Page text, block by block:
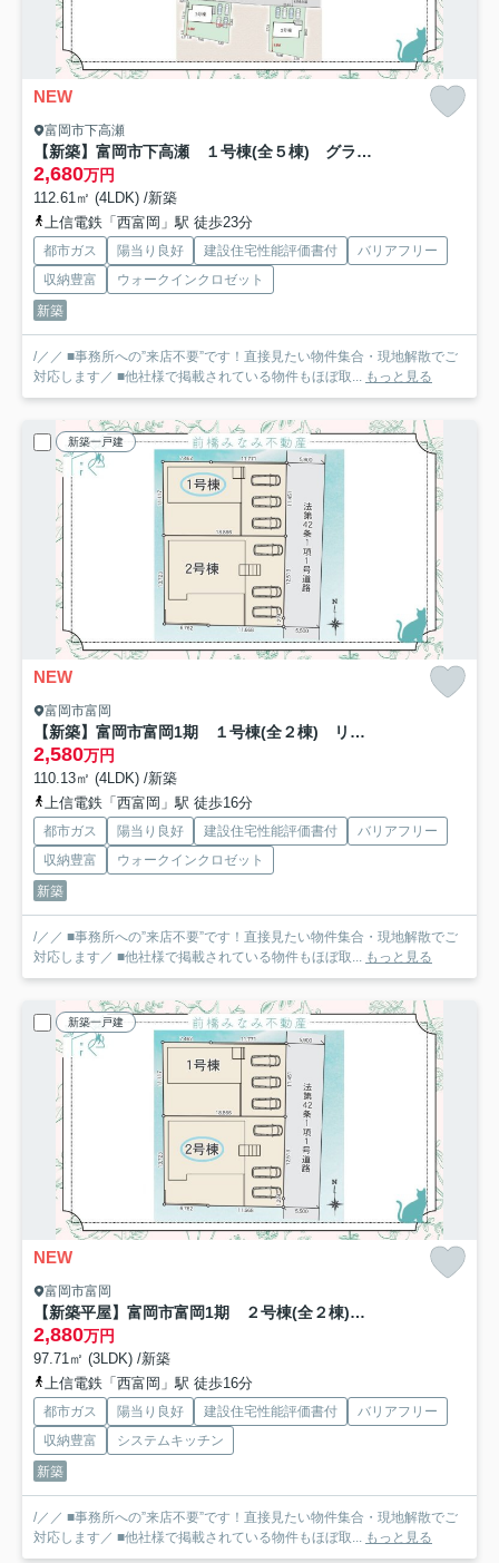
NEW
富岡市下高瀬
【新築】富岡市下高瀬 １号棟(全５棟) グラファーレ 新築建売分譲
2,680万円
112.61㎡ (4LDK) /新築
上信電鉄「西富岡」駅 徒歩23分
都市ガス 陽当り良好 建設住宅性能評価書付
バリアフリー
収納豊富
ウォークインクロゼット
新築
/／／ ■事務所への”来店不要”です！直接見たい物件集合・現地解散でご
対応します／ ■他社様で掲載されている物件もほぼ取...
もっと見る
新築一戸建
NEW
富岡市富岡
【新築】富岡市富岡1期 １号棟(全２棟) リナージュ 新築建売分譲
2,580万円
110.13㎡ (4LDK) /新築
上信電鉄「西富岡」駅 徒歩16分
都市ガス 陽当り良好 建設住宅性能評価書付
バリアフリー
収納豊富
ウォークインクロゼット
新築
/／／ ■事務所への”来店不要”です！直接見たい物件集合・現地解散でご
対応します／ ■他社様で掲載されている物件もほぼ取...
もっと見る
新築一戸建
NEW
富岡市富岡
【新築平屋】富岡市富岡1期 ２号棟(全２棟) リナージュ 新築建売分譲
2,880万円
97.71㎡ (3LDK) /新築
上信電鉄「西富岡」駅 徒歩16分
都市ガス 陽当り良好 建設住宅性能評価書付
バリアフリー
収納豊富
システムキッチン
新築
/／／ ■事務所への”来店不要”です！直接見たい物件集合・現地解散でご
対応します／ ■他社様で掲載されている物件もほぼ取...
もっと見る